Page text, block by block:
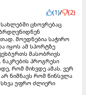
(1)/ (2)
ცხოვრებაც
მოედნებია საჭირო
იყოს ამ სპორტზე
მასობრივს
პროგრესი
რომ მიხვდე ამას. ვერ
ნიშნავს რომ წინსვლა
სხვა უფრო ძლიერი